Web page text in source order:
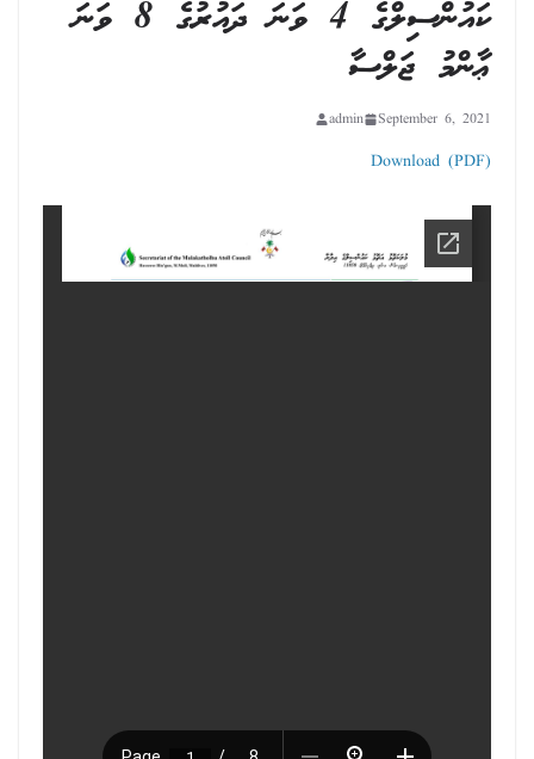
ކައުންސިލްގެ 4 ވަނަ ދައުރުގެ 8 ވަނަ
ޢާންމު ޖަލްސާ
September 6, 2021
admin
Download (PDF)